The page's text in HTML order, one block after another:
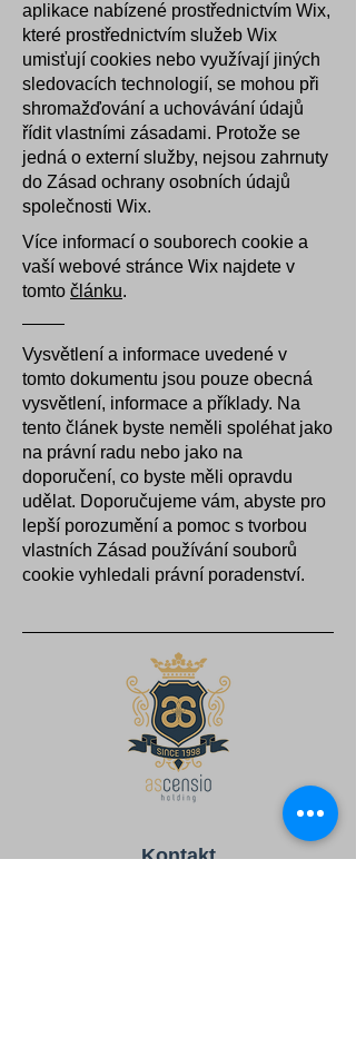
aplikace nabízené prostřednictvím Wix,
které prostřednictvím služeb Wix
umisťují cookies nebo využívají jiných
sledovacích technologií, se mohou při
shromažďování a uchovávání údajů
řídit vlastními zásadami. Protože se
jedná o externí služby, nejsou zahrnuty
do Zásad ochrany osobních údajů
společnosti Wix.
Více informací o souborech cookie a
vaší webové stránce Wix najdete v
tomto článku.
Vysvětlení a informace uvedené v
tomto dokumentu jsou pouze obecná
vysvětlení, informace a příklady. Na
tento článek byste neměli spoléhat jako
na právní radu nebo jako na
doporučení, co byste měli opravdu
udělat. Doporučujeme vám, abyste pro
lepší porozumění a pomoc s tvorbou
vlastních Zásad používání souborů
cookie vyhledali právní poradenství.
Kontakt